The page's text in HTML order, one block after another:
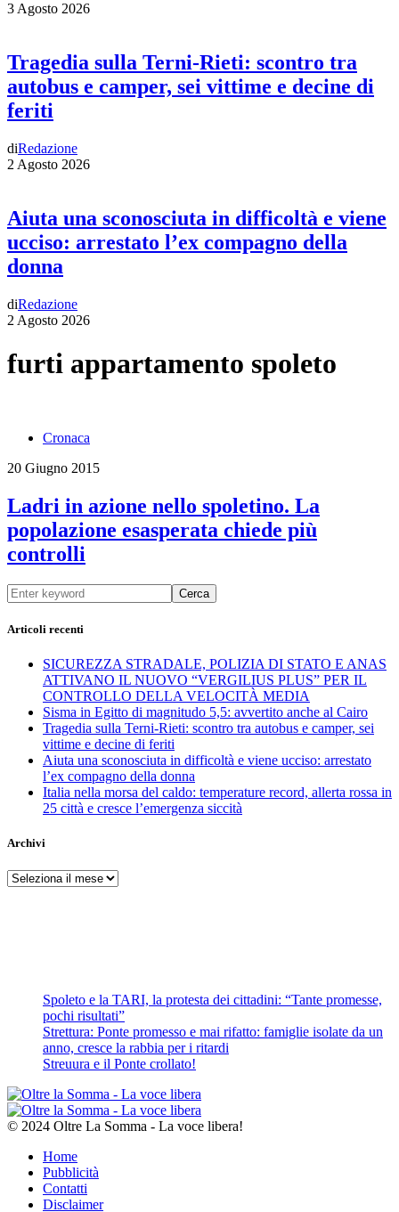
3 Agosto 2026
Tragedia sulla Terni-Rieti: scontro tra
autobus e camper, sei vittime e decine di
feriti
diRedazione
2 Agosto 2026
Aiuta una sconosciuta in difficoltà e viene
ucciso: arrestato l’ex compagno della
donna
diRedazione
2 Agosto 2026
furti appartamento spoleto
Cronaca
20 Giugno 2015
Ladri in azione nello spoletino. La
popolazione esasperata chiede più
controlli
Cerca
Articoli recenti
SICUREZZA STRADALE, POLIZIA DI STATO E ANAS
ATTIVANO IL NUOVO “VERGILIUS PLUS” PER IL
CONTROLLO DELLA VELOCITÀ MEDIA
Sisma in Egitto di magnitudo 5,5: avvertito anche al Cairo
Tragedia sulla Terni-Rieti: scontro tra autobus e camper, sei
vittime e decine di feriti
Aiuta una sconosciuta in difficoltà e viene ucciso: arrestato
l’ex compagno della donna
Italia nella morsa del caldo: temperature record, allerta rossa in
25 città e cresce l’emergenza siccità
Archivi
Archivi
Spoleto e la TARI, la protesta dei cittadini: “Tante promesse,
pochi risultati”
Strettura: Ponte promesso e mai rifatto: famiglie isolate da un
anno, cresce la rabbia per i ritardi
Streuura e il Ponte crollato!
© 2024 Oltre La Somma - La voce libera!
Home
Pubblicità
Contatti
Disclaimer